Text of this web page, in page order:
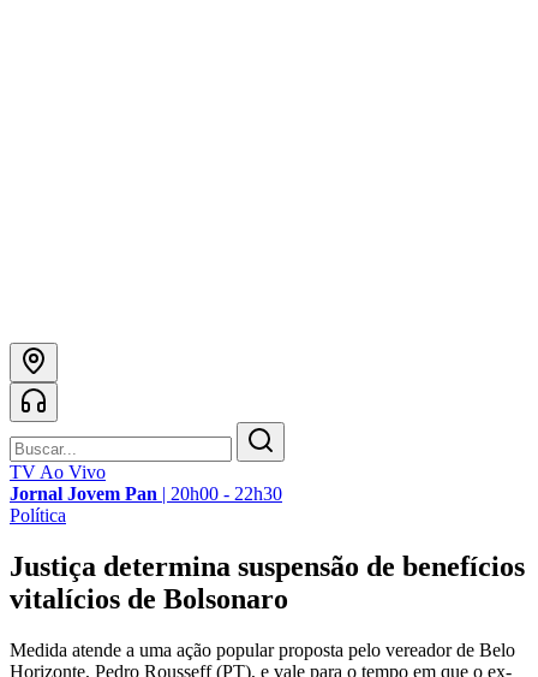
TV Ao Vivo
Jornal Jovem Pan | 20h00 - 22h30
Política
Justiça determina suspensão de benefícios
vitalícios de Bolsonaro
Medida atende a uma ação popular proposta pelo vereador de Belo
Horizonte, Pedro Rousseff (PT), e vale para o tempo em que o ex-